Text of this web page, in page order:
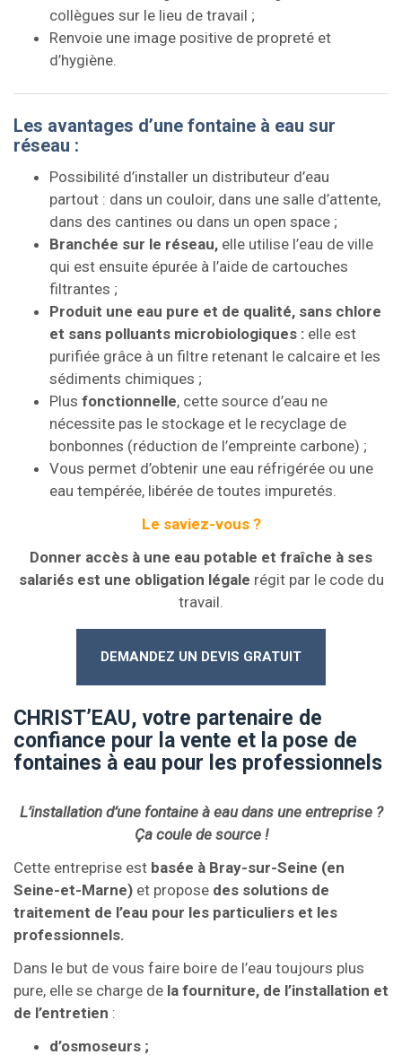
collègues sur le lieu de travail ;
Renvoie une image positive de propreté et
d’hygiène.
Les avantages d’une fontaine à eau sur
réseau :
Possibilité d’installer un distributeur d’eau
partout : dans un couloir, dans une salle d’attente,
dans des cantines ou dans un open space ;
Branchée sur le réseau, elle utilise l’eau de ville
qui est ensuite épurée à l’aide de cartouches
filtrantes ;
Produit une eau pure et de qualité, sans chlore
et sans polluants microbiologiques : elle est
purifiée grâce à un filtre retenant le calcaire et les
sédiments chimiques ;
Plus fonctionnelle, cette source d’eau ne
nécessite pas le stockage et le recyclage de
bonbonnes (réduction de l’empreinte carbone) ;
Vous permet d’obtenir une eau réfrigérée ou une
eau tempérée, libérée de toutes impuretés.
Le saviez-vous ?
Donner accès à une eau potable et fraîche à ses
salariés est une obligation légale régit par le code du
travail.
DEMANDEZ UN DEVIS GRATUIT
CHRIST’EAU, votre partenaire de
confiance pour la vente et la pose de
fontaines à eau pour les professionnels
L’installation d’une fontaine à eau dans une entreprise ?
Ça coule de source !
Cette entreprise est basée à Bray-sur-Seine (en
Seine-et-Marne) et propose des solutions de
traitement de l’eau pour les particuliers et les
professionnels.
Dans le but de vous faire boire de l’eau toujours plus
pure, elle se charge de la fourniture, de l’installation et
de l’entretien :
d’osmoseurs ;